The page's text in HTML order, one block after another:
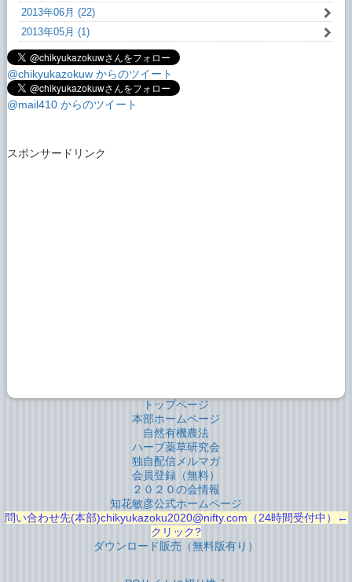
2013年06月 (22)
2013年05月 (1)
@chikyukazokuw からのツイート
@mail410 からのツイート
スポンサードリンク
トップページ
本部ホームページ
自然有機農法
ハーブ薬草研究会
独自配信メルマガ
会員登録（無料）
２０２０の会情報
知花敏彦公式ホームページ
問い合わせ先(本部)chikyukazoku2020@nifty.com（24時間受付中）←
クリック?
ダウンロード販売（無料版有り）